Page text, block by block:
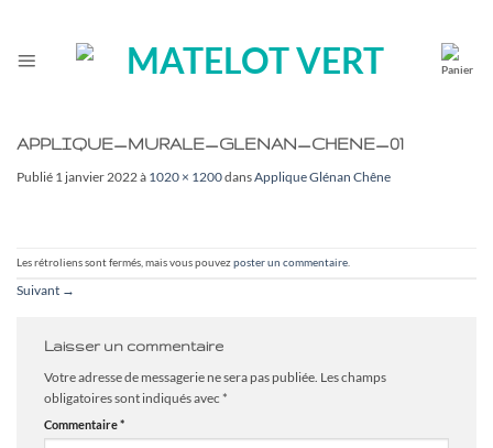
contenu
APPLIQUE_MURALE_GLENAN_CHENE_01
Publié 1 janvier 2022 à 1020 × 1200dansApplique Glénan Chêne
Les rétroliens sont fermés, mais vous pouvezposter un commentaire
Suivant →
Laisser un commentaire
Votre adresse de messagerie ne sera pas publiée. Les champs
obligatoires sont indiqués avec *
Commentaire*